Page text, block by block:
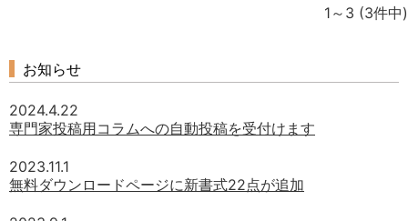
1～3 (3件中)
お知らせ
2024.4.22
専門家投稿用コラムへの自動投稿を受付けます
2023.11.1
無料ダウンロードページに新書式22点が追加